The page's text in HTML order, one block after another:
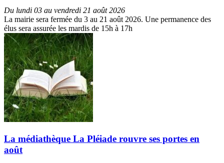
Du lundi 03 au vendredi 21 août 2026
La mairie sera fermée du 3 au 21 août 2026. Une permanence des
élus sera assurée les mardis de 15h à 17h
La médiathèque La Pléiade rouvre ses portes en
août